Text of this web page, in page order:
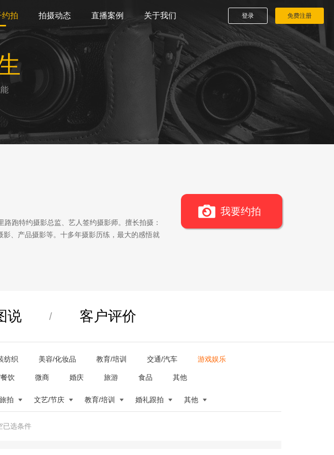
约拍 拍摄动态 直播案例 关于我们 登录 免费注册
跑特约摄影总监、艺人签约摄影师。擅长拍摄：
、产品摄影等。十多年摄影历练，最大的感悟就
我要约拍
说 / 客户评价
纺织 美容/化妆品 教育/培训 交通/汽车 游戏娱乐
饮 微商 婚庆 旅游 食品 其他
拍 文艺/节庆 教育/培训 婚礼跟拍 其他
已选条件